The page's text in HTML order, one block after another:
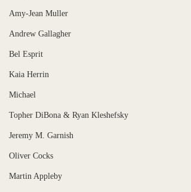
Amy-Jean Muller
Andrew Gallagher
Bel Esprit
Kaia Herrin
Michael
Topher DiBona & Ryan Kleshefsky
Jeremy M. Garnish
Oliver Cocks
Martin Appleby